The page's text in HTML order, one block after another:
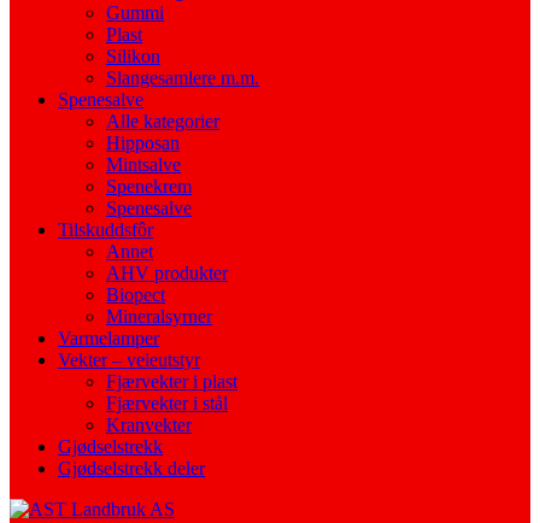
Gummi
Plast
Silikon
Slangesamlere m.m.
Spenesalve
Alle kategorier
Hipposan
Mintsalve
Spenekrem
Spenesalve
Tilskuddsfôr
Annet
AHV produkter
Biopect
Mineralsyrner
Varmelamper
Vekter – veieutstyr
Fjærvekter i plast
Fjærvekter i stål
Kranvekter
Gjødselstrekk
Gjødselstrekk deler